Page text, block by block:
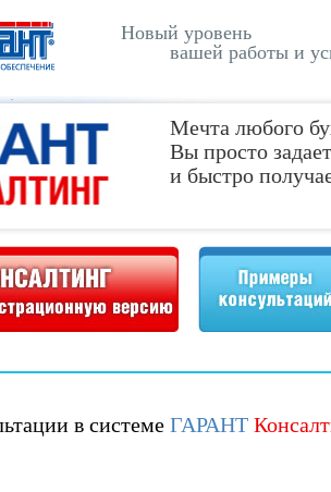
Новый уровень
вашей работы и
Мечта любого
Вы просто
и быстро
Консалтинг Примеры консультаций
в системеГАРАНТ